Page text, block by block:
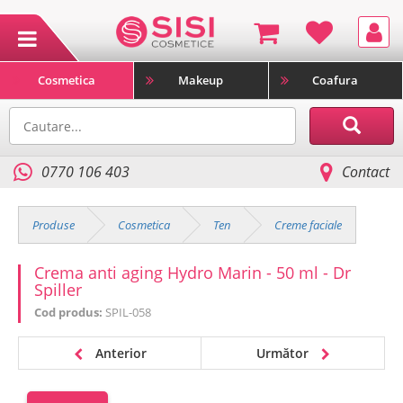
Cosmetica Makeup Coafura
0770 106 403 Contact
Produse Cosmetica Ten Creme faciale
Crema anti aging Hydro Marin - 50 ml - Dr
Spiller
Cod produs: SPIL-058
Anterior Următor